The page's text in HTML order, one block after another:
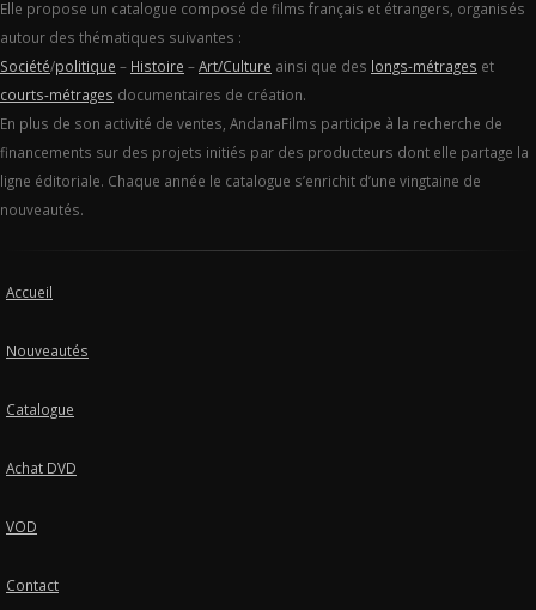
Elle propose un catalogue composé de films français et étrangers, organisés
autour des thématiques suivantes :
Société/politique – Histoire –Art/Culture ainsi que des longs-métrages et
courts-métrages documentaires de création.
En plus de son activité de ventes, AndanaFilms participe à la recherche de
financements sur des projets initiés par des producteurs dont elle partage la
ligne éditoriale. Chaque année le catalogue s’enrichit d’une vingtaine de
nouveautés.
Accueil
Nouveautés
Catalogue
Achat DVD
VOD
Contact